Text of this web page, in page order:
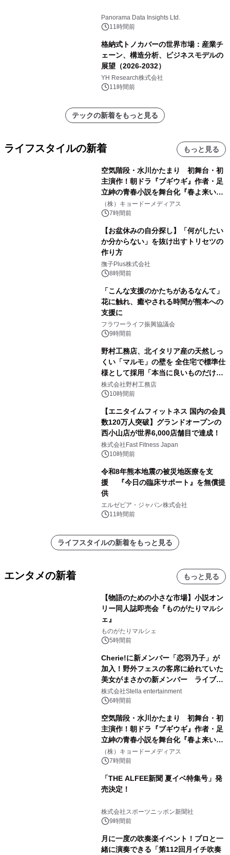
Panorama Data Insights Ltd.
11時間前
格納式トノカバーの世界市場：産業チ
ェーン、構造分析、ビジネスモデルの
展望（2026-2032）
YH Research株式会社
11時間前
テックの新着をもっと見る
ライフスタイルの新着 もっと見る
空気階段・水川かたまり 初舞台・初
主演作！朝ドラ『ブギウギ』作者・足
立紳の青春小説を舞台化『春よ来い、
マジで来い』キービジュアル解禁！
（株）キョードーメディアス
7時間前
【お盆休みの自分探し】「何がしたい
か分からない」を抜け出すトリセツの
作り方
撫子Plus株式会社
8時間前
「こんな支援のかたちがあるなんて」
花に触れ、癒やされる時間が熊本への
支援に
フラワーライフ振興協議会
9時間前
野村工務店、北イタリア産の天然しっ
くい「マルモ」の壁を 全住宅で標準仕
様として採用「本当に良いものだけに
こだわる」
株式会社野村工務店
10時間前
【エニタイムフィットネス 国内の会員
数120万人突破】グランドオープンの
西小山店が世界6,000店舗目で達成！
株式会社Fast Fitness Japan
10時間前
令和8年熊本地震の被災地医療を支
援 『今日の臨床サポート』を無償提
供
エルゼビア・ジャパン株式会社
11時間前
ライフスタイルの新着をもっと見る
エンタメの新着 もっと見る
【物語のための小さな市場】小説オン
リー同人誌即売会『ものがたりマルシ
ェ』
ものがたりマルシェ
5時間前
Cherie!に新メンバー「恋羽乃子」が
加入！野外フェスの客席に紛れていた
美女がまさかの新メンバー ライブ中
のサプライズ発表に会場騒然
株式会社Stella entertainment
6時間前
空気階段・水川かたまり 初舞台・初
主演作！朝ドラ『ブギウギ』作者・足
立紳の青春小説を舞台化『春よ来い、
マジで来い』キービジュアル解禁！
（株）キョードーメディアス
7時間前
「THE ALFEE新聞 夏イベ特集号」発
売決定！
株式会社スポーツニッポン新聞社
9時間前
月に一度の吹奏楽イベント！プロと一
緒に演奏できる「第112回月イチ吹奏